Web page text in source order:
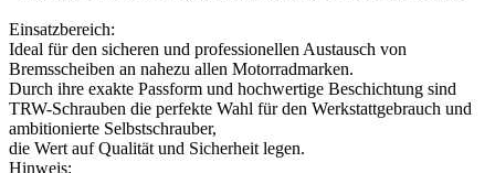
Einsatzbereich:
Ideal für den sicheren und professionellen Austausch von
Bremsscheiben an nahezu allen Motorradmarken.
Durch ihre exakte Passform und hochwertige Beschichtung sind
TRW-Schrauben die perfekte Wahl für den Werkstattgebrauch und
ambitionierte Selbstschrauber,
die Wert auf Qualität und Sicherheit legen.
Hinweis: